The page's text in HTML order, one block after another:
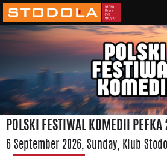
POLSKI FESTIWAL KOMEDII
6 September 2026, Sunday, Klub